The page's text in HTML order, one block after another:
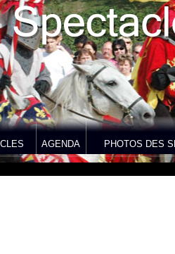
AGENDA PHOTOS DES